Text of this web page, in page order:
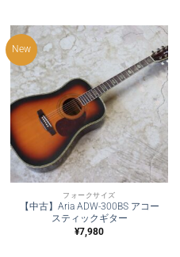
New
フォークサイズ
【中古】Aria ADW-300BS アコー
スティックギター
¥7,980